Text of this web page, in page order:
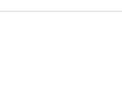
atuação, o
lideranças da
digitais.